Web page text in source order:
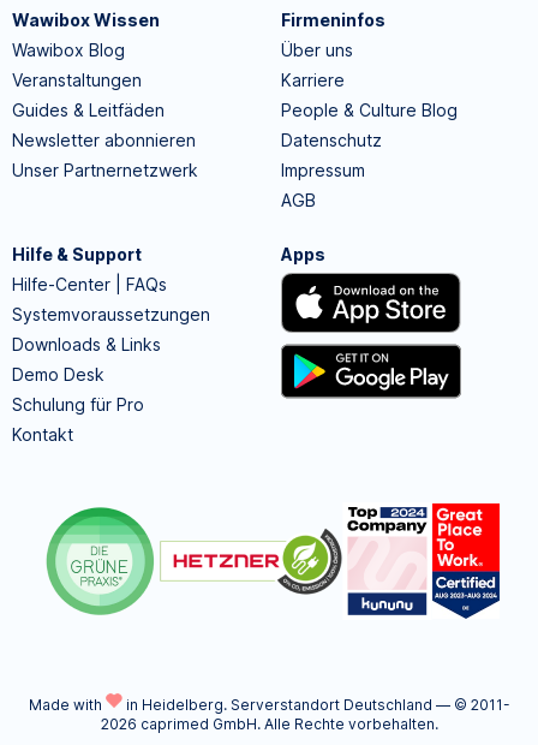
Wawibox Wissen
Wawibox Blog
Veranstaltungen
Guides & Leitfäden
Newsletter abonnieren
Unser Partnernetzwerk
Firmeninfos
Über uns
Karriere
People & Culture Blog
Datenschutz
Impressum
AGB
Hilfe & Support
Hilfe-Center | FAQs
Systemvoraussetzungen
Downloads & Links
Demo Desk
Schulung für Pro
Kontakt
Apps
Made with in Heidelberg. Serverstandort Deutschland — © 2011-
2026 caprimed GmbH. Alle Rechte vorbehalten.